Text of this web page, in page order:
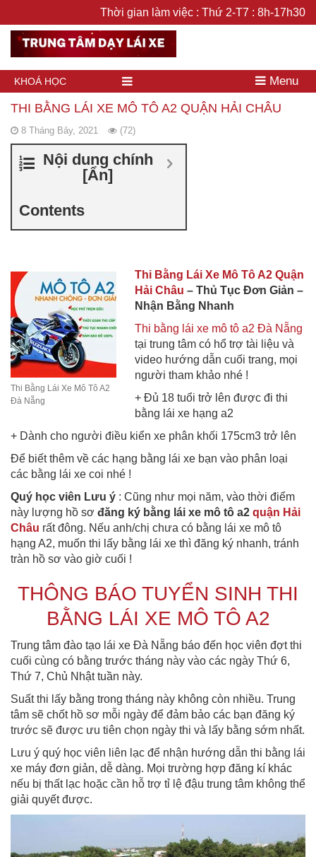
Thời gian làm việc : Thứ 2-T7 : 8h-17h30
KHOÁ HỌC Menu
THI BẰNG LÁI XE MÔ TÔ A2 QUẬN HẢI CHÂU
8 Tháng Bảy, 2021 (72)
Nội dung chính
[Ẩn]
Contents
Thi Bằng Lái Xe Mô Tô A2
Đà Nẵng
Thi Bằng Lái Xe Mô Tô A2 Quận
Hải Châu – Thủ Tục Đơn Giản –
Nhận Bằng Nhanh
Thi bằng lái xe mô tô a2 Đà Nẵng
tại trung tâm có hổ trợ tài liệu và
video hướng dẫn cuối trang, mọi
người tham khảo nhé !
+ Đủ 18 tuổi trở lên được đi thi
bằng lái xe hạng a2
+ Dành cho người điều kiển xe phân khối 175cm3 trở lên
Để biết thêm về các hạng bằng lái xe bạn vào phân loại
các bằng lái xe coi nhé !
Quý học viên Lưu ý : Cũng như mọi năm, vào thời điểm
này lượng hồ sơ đăng ký bằng lái xe mô tô a2 quận Hải
Châu rất đông. Nếu anh/chị chưa có bằng lái xe mô tô
hạng A2, muốn thi lấy bằng lái xe thì đăng ký nhanh, tránh
tràn hồ sơ vào giờ cuối !
THÔNG BÁO TUYỂN SINH THI
BẰNG LÁI XE MÔ TÔ A2
Trung tâm đào tạo lái xe Đà Nẵng báo đến học viên đợt thi
cuối cùng có bằng trước tháng này vào các ngày Thứ 6,
Thứ 7, Chủ Nhật tuần này.
Suất thi lấy bằng trong tháng này không còn nhiều. Trung
tâm sẽ chốt hồ sơ mỗi ngày để đảm bảo các bạn đăng ký
trước sẽ được ưu tiên chọn ngày thi và lấy bằng sớm nhất.
Lưu ý quý học viên liên lạc để nhận hướng dẫn thi bằng lái
xe máy đơn giản, dễ dàng. Mọi trường hợp đăng kí khác
nếu bị thất lạc hoặc cần hỗ trợ tỉ lệ đậu trung tâm không thể
giải quyết được.